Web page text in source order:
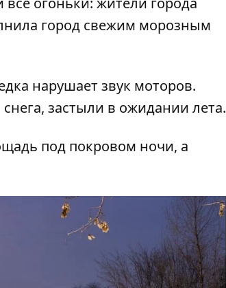
город свежим морозным
нарушает звук моторов.
застыли в ожидании лета.
под покровом ночи, а